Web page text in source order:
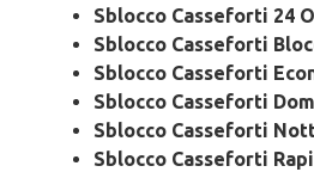
Sblocco Casseforti 24
Sblocco Casseforti
Sblocco Casseforti
Sblocco Casseforti
Sblocco Casseforti
Sblocco Casseforti